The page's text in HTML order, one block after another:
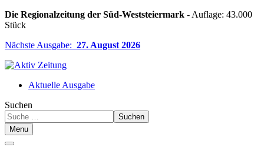
Die Regionalzeitung der Süd-Weststeiermark - Auflage: 43.000
Stück
Nächste Ausgabe: 27. August 2026
Aktuelle Ausgabe
Suchen
Suchen
Menu